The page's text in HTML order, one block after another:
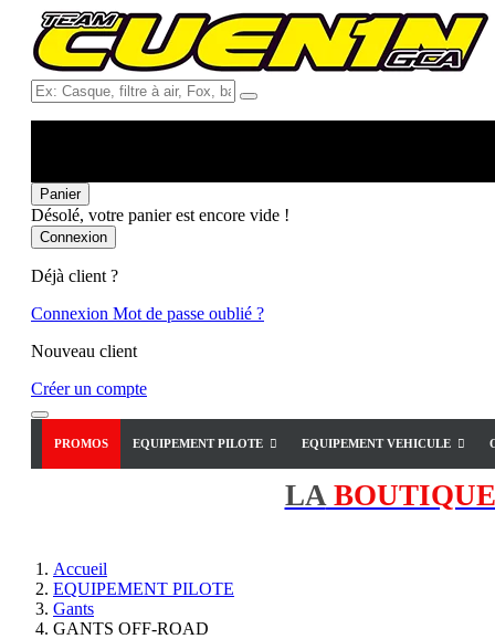
Ex:
Casque,
Fox,
...
Panier
Désolé, votre panier est encore vide !
Connexion
Déjà client ?
Connexion Mot de passe oublié ?
Nouveau client
Créer un compte
PROMOS EQUIPEMENT PILOTE EQUIPEMENT VEHICULE
LABOUTIQUE
Accueil
EQUIPEMENT PILOTE
Gants
GANTS OFF-ROAD